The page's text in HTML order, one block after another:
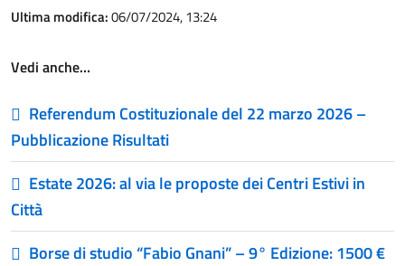
Ultima modifica:06/07/2024, 13:24
Vedi anche…
Referendum Costituzionale del 22 marzo 2026 –
Pubblicazione Risultati
Estate 2026: al via le proposte dei Centri Estivi in
Città
Borse di studio “Fabio Gnani” – 9° Edizione: 1500 €